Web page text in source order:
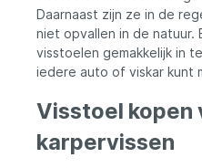
wiebelen, dankzij
frame. • Pas de
met het handige
ultieme
voorzien van een
600x300DinFrame:
Eurocatch Beer
draagbaarheid en
betaalbare
metalen frame en het
levensduur. Met de
en de
stoel ideaal voor
Daarnaast zijn ze in de
niet opvallen in de natuur.
visstoelen gemakkelijk in
iedere auto of viskar kunt
Visstoel kopen
karpervissen